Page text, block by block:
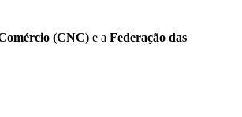
(CNC) e a Federação das